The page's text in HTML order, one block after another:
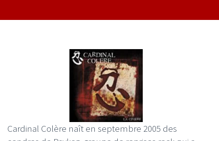
Cardinal Colère naît en septembre 2005 des